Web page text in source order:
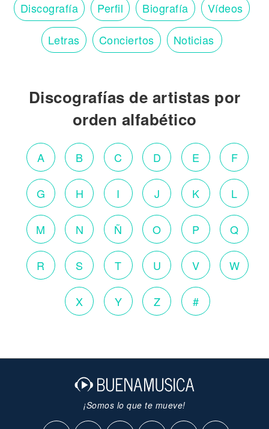
Discografía Perfil Biografía Vídeos
Letras Conciertos Noticias
Discografías de artistas por
orden alfabético
A B C D E F
G H I J K L
M N Ñ O P Q
R S T U V W
X Y Z #
¡Somos lo que te mueve!